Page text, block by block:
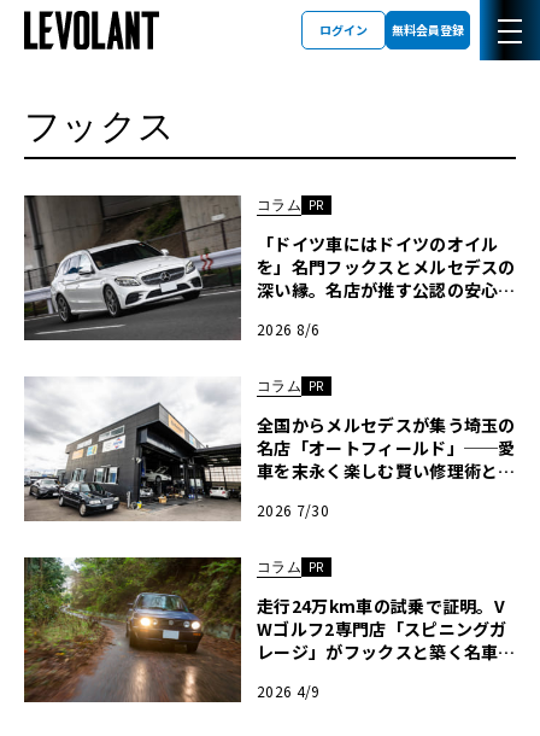
ログイン 無料会員登録
フックス
コラム PR
「ドイツ車にはドイツのオイル
を」名門フックスとメルセデスの
深い縁。名店が推す公認の安心
走り〈PR〉
2026 8/6
コラム PR
全国からメルセデスが集う埼玉の
名店「オートフィールド」──愛
車を末永く楽しむ賢い修理術と、
由〈PR〉
2026 7/30
コラム PR
走行24万km車の試乗で証明。V
Wゴルフ2専門店「スピニングガ
レージ」がフックスと築く名車維
2026 4/9